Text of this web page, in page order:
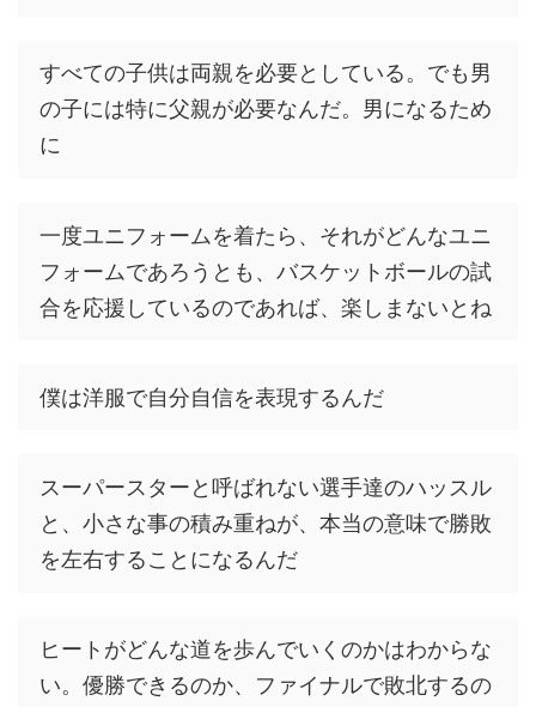
すべての子供は両親を必要としている。でも男
の子には特に父親が必要なんだ。男になるため
に
一度ユニフォームを着たら、それがどんなユニ
フォームであろうとも、バスケットボールの試
合を応援しているのであれば、楽しまないとね
僕は洋服で自分自信を表現するんだ
スーパースターと呼ばれない選手達のハッスル
と、小さな事の積み重ねが、本当の意味で勝敗
を左右することになるんだ
ヒートがどんな道を歩んでいくのかはわからな
い。優勝できるのか、ファイナルで敗北するの